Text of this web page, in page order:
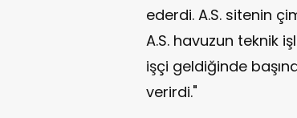
ederdi. A.S. sitenin
A.S. havuzun teknik
işçi geldiğinde
verirdi."